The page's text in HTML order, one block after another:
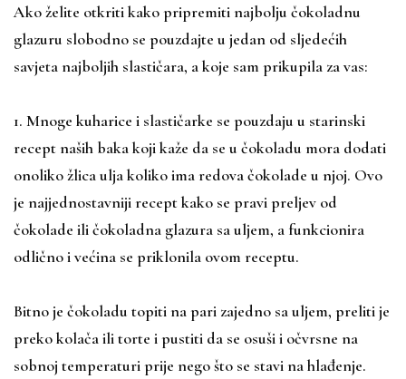
Ako želite otkriti kako pripremiti najbolju čokoladnu
glazuru slobodno se pouzdajte u jedan od sljedećih
savjeta najboljih slastičara, a koje sam prikupila za vas:
1. Mnoge kuharice i slastičarke se pouzdaju u starinski
recept naših baka koji kaže da se u čokoladu mora dodati
onoliko žlica ulja koliko ima redova čokolade u njoj. Ovo
je najjednostavniji recept kako se pravi preljev od
čokolade ili čokoladna glazura sa uljem, a funkcionira
odlično i većina se priklonila ovom receptu.
Bitno je čokoladu topiti na pari zajedno sa uljem, preliti je
preko kolača ili torte i pustiti da se osuši i očvrsne na
sobnoj temperaturi prije nego što se stavi na hlađenje.